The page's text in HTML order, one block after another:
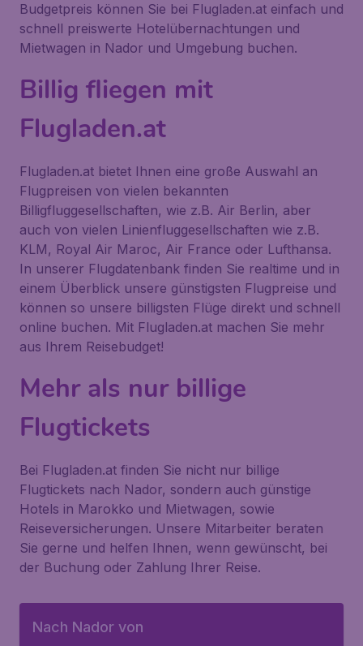
Budgetpreis können Sie bei Flugladen.at einfach und
schnell preiswerte Hotelübernachtungen und
Mietwagen in Nador und Umgebung buchen.
Billig fliegen mit
Flugladen.at
Flugladen.at bietet Ihnen eine große Auswahl an
Flugpreisen von vielen bekannten
Billigfluggesellschaften, wie z.B. Air Berlin, aber
auch von vielen Linienfluggesellschaften wie z.B.
KLM, Royal Air Maroc, Air France oder Lufthansa.
In unserer Flugdatenbank finden Sie realtime und in
einem Überblick unsere günstigsten Flugpreise und
können so unsere billigsten Flüge direkt und schnell
online buchen. Mit Flugladen.at machen Sie mehr
aus Ihrem Reisebudget!
Mehr als nur billige
Flugtickets
Bei Flugladen.at finden Sie nicht nur billige
Flugtickets nach Nador, sondern auch günstige
Hotels in Marokko und Mietwagen, sowie
Reiseversicherungen. Unsere Mitarbeiter beraten
Sie gerne und helfen Ihnen, wenn gewünscht, bei
der Buchung oder Zahlung Ihrer Reise.
Nach Nador von